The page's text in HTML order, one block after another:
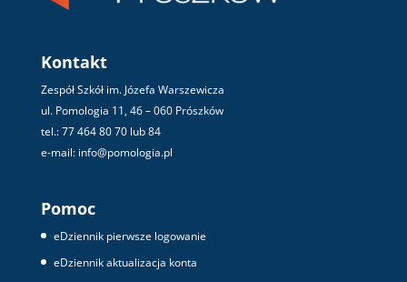
Kontakt
Zespół Szkół im. Józefa Warszewicza
ul. Pomologia 11, 46 – 060 Prószków
tel.: 77 464 80 70 lub 84
e-mail: info@pomologia.pl
Pomoc
eDziennik pierwsze logowanie
eDziennik aktualizacja konta